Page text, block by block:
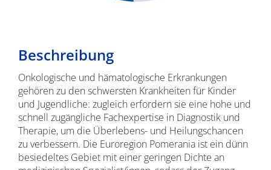
Beschreibung
Onkologische und hämatologische Erkrankungen
gehören zu den schwersten Krankheiten für Kinder
und Jugendliche: zugleich erfordern sie eine hohe und
schnell zugängliche Fachexpertise in Diagnostik und
Therapie, um die Überlebens- und Heilungschancen
zu verbessern. Die Euroregion Pomerania ist ein dünn
besiedeltes Gebiet mit einer geringen Dichte an